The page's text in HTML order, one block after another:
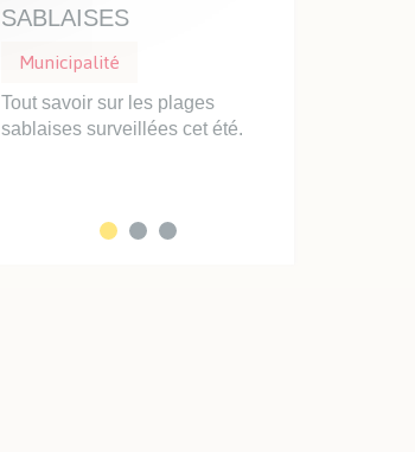
SABLAISES
Municipalité
Tout savoir sur les plages
sablaises surveillées cet été.